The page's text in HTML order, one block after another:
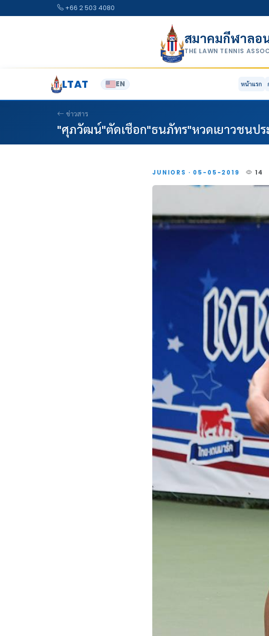
+66 2 503 4080
สมาคมกีฬาลอ
THE LAWN TENNIS
LTAT EN หน้าแรก
ข่าวสาร
"ศุภวัฒน์"ตัดเชือก"ธนภัทร"หวดเยาวชนปร
JUNIORS · 05-05-2019 14